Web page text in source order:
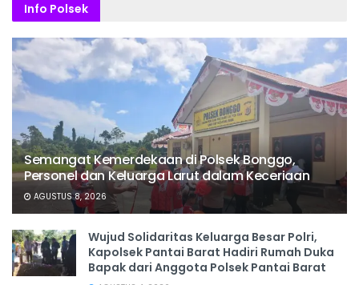
Info Polsek
Semangat Kemerdekaan di Polsek Bonggo,
Personel dan Keluarga Larut dalam Keceriaan
AGUSTUS 8, 2026
Wujud Solidaritas Keluarga Besar Polri,
Kapolsek Pantai Barat Hadiri Rumah Duka
Bapak dari Anggota Polsek Pantai Barat